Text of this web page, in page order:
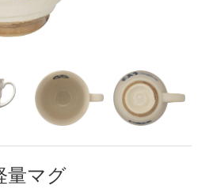
10％OFF 20％OFF
量マグ